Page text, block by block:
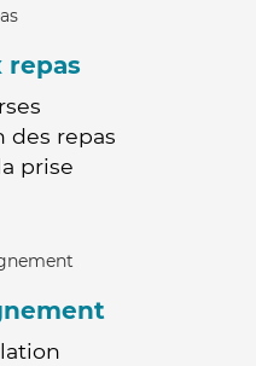
repas
des repas
prise